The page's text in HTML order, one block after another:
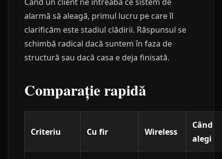
alarmă să aleagă, primul lucru pe care îl
clarificăm este stadiul clădirii. Răspunsul se
schimbă radical dacă suntem în faza de
structură sau dacă casa e deja finisată.
Comparație rapidă
Criteriu Cu fir Wireless
Când
alegi